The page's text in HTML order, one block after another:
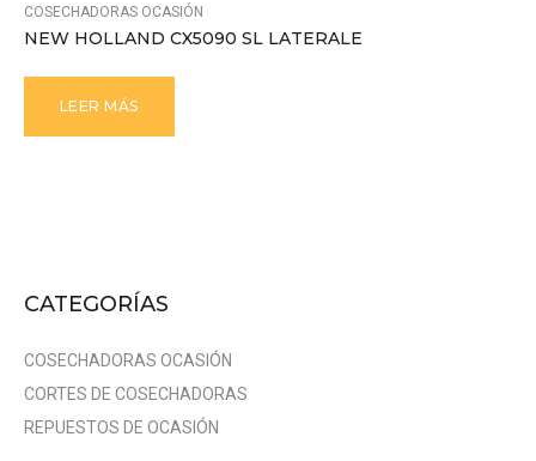
COSECHADORAS OCASIÓN
NEW HOLLAND CX5090 SL LATERALE
LEER MÁS
CATEGORÍAS
COSECHADORAS OCASIÓN
CORTES DE COSECHADORAS
REPUESTOS DE OCASIÓN